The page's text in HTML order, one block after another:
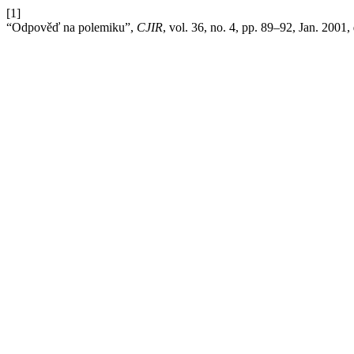
[1]
“Odpověď na polemiku”, CJIR, vol. 36, no. 4, pp. 89–92, Jan. 2001,